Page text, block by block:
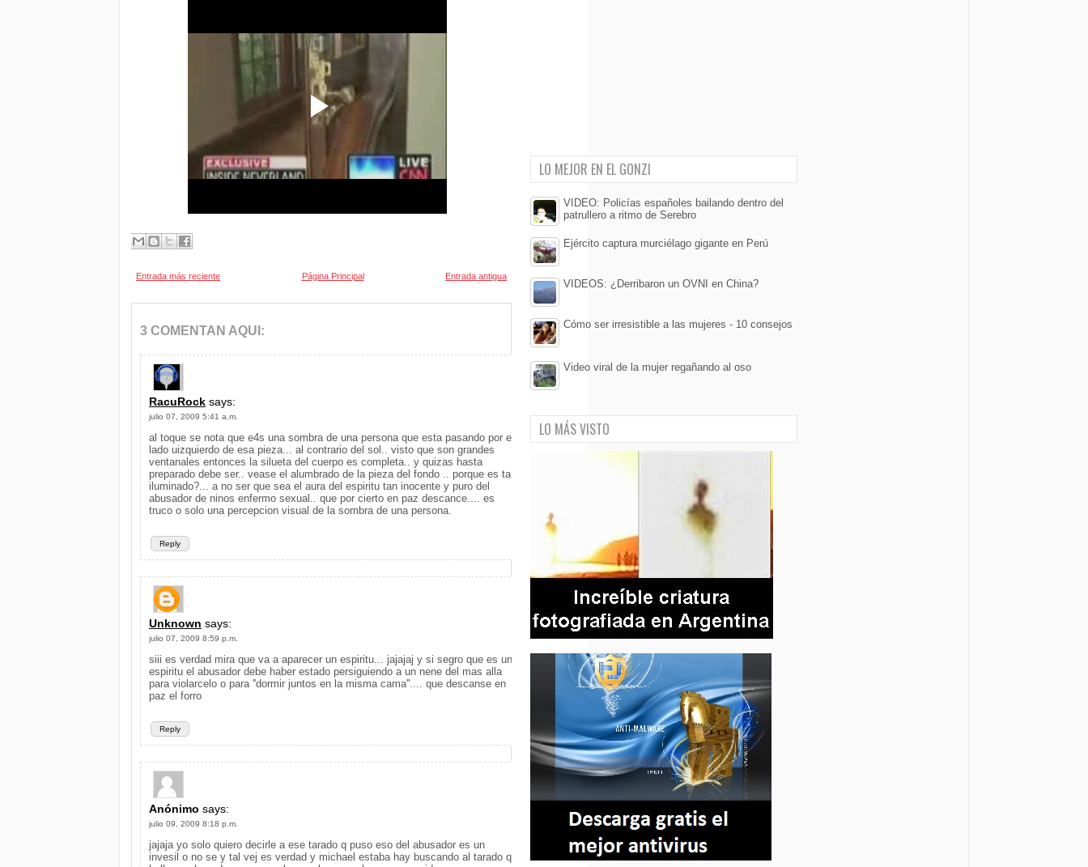
Entrada más reciente Entrada antigua
Página Principal
3 COMENTAN AQUI:
RacuRock says:
julio 07, 2009 5:41 a.m.
Reply
al toque se nota que e4s una sombra de una persona que esta pasando por el
lado uizquierdo de esa pieza... al contrario del sol.. visto que son grandes
ventanales entonces la silueta del cuerpo es completa.. y quizas hasta
preparado debe ser.. vease el alumbrado de la pieza del fondo .. porque es tan
iluminado?... a no ser que sea el aura del espiritu tan inocente y puro del
abusador de ninos enfermo sexual.. que por cierto en paz descance.... es
truco o solo una percepcion visual de la sombra de una persona.
Unknown says:
julio 07, 2009 8:59 p.m.
Reply
siii es verdad mira que va a aparecer un espiritu... jajajaj y si segro que es un
espiritu el abusador debe haber estado persiguiendo a un nene del mas alla
para violarcelo o para ''dormir juntos en la misma cama''.... que descanse en
paz el forro
Anónimo says:
julio 09, 2009 8:18 p.m.
jajaja yo solo quiero decirle a ese tarado q puso eso del abusador es un
invesil o no se y tal vej es verdad y michael estaba hay buscando al tarado q
LO MEJOR EN EL GONZI
VIDEO: Policías españoles bailando dentro del
patrullero a ritmo de Serebro
Ejército captura murciélago gigante en Perú
VIDEOS: ¿Derribaron un OVNI en China?
Cómo ser irresistible a las mujeres - 10 consejos
Video viral de la mujer regañando al oso
LO MÁS VISTO